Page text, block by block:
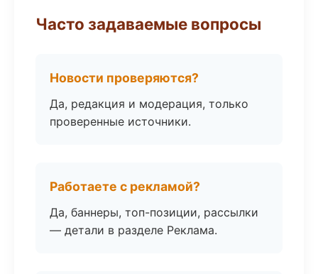
Часто задаваемые вопросы
Новости проверяются?
Да, редакция и модерация, только
проверенные источники.
Работаете с рекламой?
Да, баннеры, топ-позиции, рассылки
— детали в разделе Реклама.